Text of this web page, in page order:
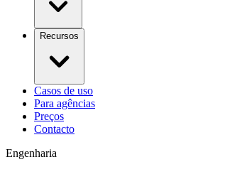
Recursos
Casos de uso
Para agências
Preços
Contacto
Engenharia